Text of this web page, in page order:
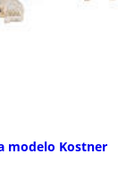
modelo Kostner